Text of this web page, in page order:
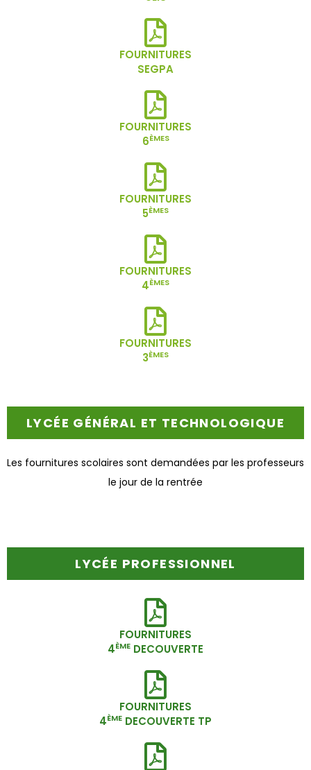
FOURNITURES
SEGPA
FOURNITURES
6ÈMES
FOURNITURES
5ÈMES
FOURNITURES
4ÈMES
FOURNITURES
3ÈMES
LYCÉE GÉNÉRAL ET TECHNOLOGIQUE
Les fournitures scolaires sont demandées par les professeurs
le jour de la rentrée
LYCÉE PROFESSIONNEL
FOURNITURES
4ÈME DECOUVERTE
FOURNITURES
4ÈME DECOUVERTE TP